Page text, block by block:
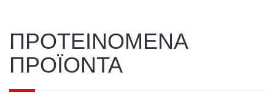
ΠΡΟΤΕΙΝΟΜΕΝΑ
ΠΡΟΪΟΝΤΑ